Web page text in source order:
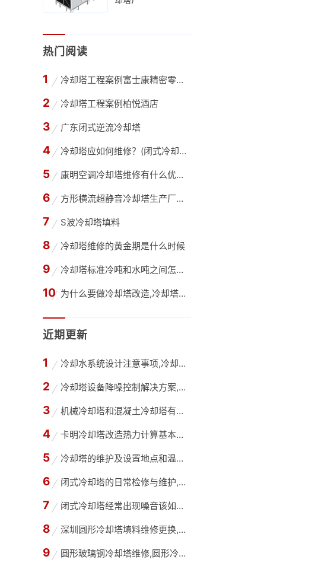
热门阅读
冷却塔工程案例富士康精密零部件（深圳）有限公司
冷却塔工程案例柏悦酒店
广东闭式逆流冷却塔
冷却塔应如何维修？(闭式冷却塔维修方案与措施)
康明空调冷却塔维修有什么优势,凉水塔维修选择
方形横流超静音冷却塔生产厂家(广东品牌冷却塔
S波冷却塔填料
冷却塔维修的黄金期是什么时候
冷却塔标准冷吨和水吨之间怎么换算(冷却水塔吨
为什么要做冷却塔改造,冷却塔改造的好处有哪些
近期更新
冷却水系统设计注意事项,冷却水系统补水量有哪
冷却塔设备降噪控制解决方案,冷却塔噪声治理
机械冷却塔和混凝土冷却塔有什么区别
卡明冷却塔改造热力计算基本热力学方程分析,16
冷却塔的维护及设置地点和温度的方法,冷却塔维
闭式冷却塔的日常检修与维护,闭式冷却塔日常点
闭式冷却塔经常出现噪音该如何处理？,闭式冷却塔
深圳圆形冷却塔填料维修更换,深圳圆型冷却塔填
圆形玻璃钢冷却塔维修,圆形冷却水塔拆旧塔换新